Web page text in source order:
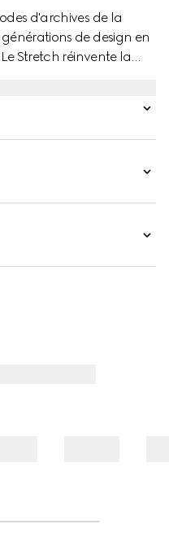
d'archives de la
de design en
Stretch réinvente la
en caoutchouc ton